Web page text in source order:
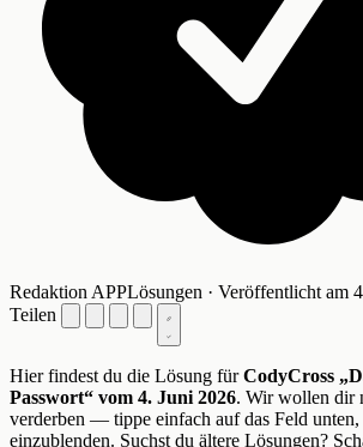
Redaktion APPLösungen · Veröffentlicht am
Teilen
Hier findest du die Lösung fürCodyCross
Passwort“ vom 4. Juni 2026. Wir wollen dir
verderben — tippe einfach auf das Feld
einzublenden. Suchst du ältere Lösungen?